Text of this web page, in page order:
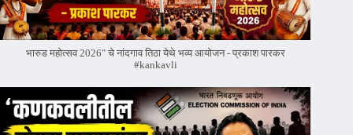
भारुड महोत्सव 2026" चे नांदगाव तिठा येथे भव्य आयोजन - प्रकाश पारकर
#kankavli